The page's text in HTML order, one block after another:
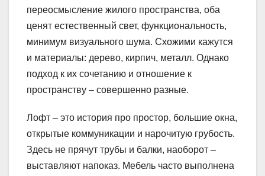
переосмысление жилого пространства, оба
ценят естественный свет, функциональность,
минимум визуального шума. Схожими кажутся
и материалы: дерево, кирпич, металл. Однако
подход к их сочетанию и отношение к
пространству – совершенно разные.
Лофт – это история про простор, большие окна,
открытые коммуникации и нарочитую грубость.
Здесь не прячут трубы и балки, наоборот –
выставляют напоказ. Мебель часто выполнена